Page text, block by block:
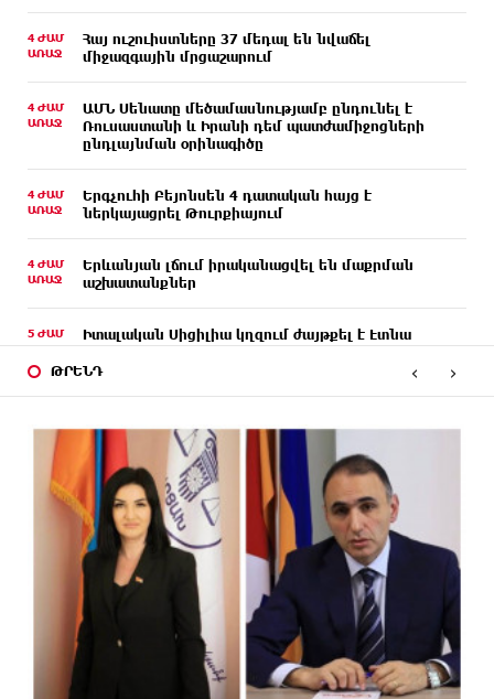
4 ԺԱՄ
ԱՌԱՋ
Հայ ուշուիստները 37 մեդալ են նվաճել
միջազգային մրցաշարում
4 ԺԱՄ
ԱՌԱՋ
ԱՄՆ Սենատը մեծամասնությամբ ընդունել է
Ռուսաստանի և Իրանի դեմ պատժամիջոցների
ընդլայնման օրինագիծը
4 ԺԱՄ
ԱՌԱՋ
Երգչուհի Բեյոնսեն ​​4 դատական հայց է
ներկայացրել Թուրքիայում
4 ԺԱՄ
ԱՌԱՋ
Երևանյան լճում իրականացվել են մաքրման
աշխատանքներ
5 ԺԱՄ
ԱՌԱՋ
Իտալական Սիցիլիա կղզում ժայթքել է Էտնա
ԱՌԱՋ
«Ռեալը» հայտարարել է Դիոմանդեի տրանսֆերի
մասին
Վանաձորում բшխվել են «Jeep Cherokee»-ն և
«Toyota Camry»-ն
Մասկը մերժել է Կիևի խնդրանքը՝ օգտագործել
Starlink-ը Ռուսաստանի դեմ հարվшծները
կառավարելու համար
ԹՐԵՆԴ ‹ ›